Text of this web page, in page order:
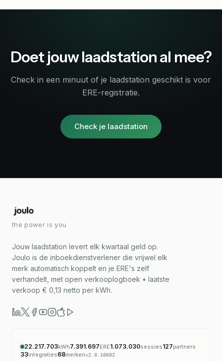
Doet jouw laadstation al mee?
Check in een minuut of je laadstation geschikt is voor
ERE-registratie.
Check je laadstation
the power is you
Jouw laadstation levert elk kwartaal geld op.
Joulo is de inboekdienstverlener die vrijwel elk
merk automatisch koppelt en je ERE's zelf
verhandelt, met open verkooplogboek • laatste
verkoop € 0,13 netto per kWh.
22.217.703kWh7.391.697ERE1.073.030sessies127partners
33integraties68merkenv2.0.10602